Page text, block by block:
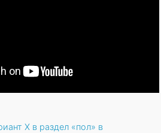
X в раздел «пол» в